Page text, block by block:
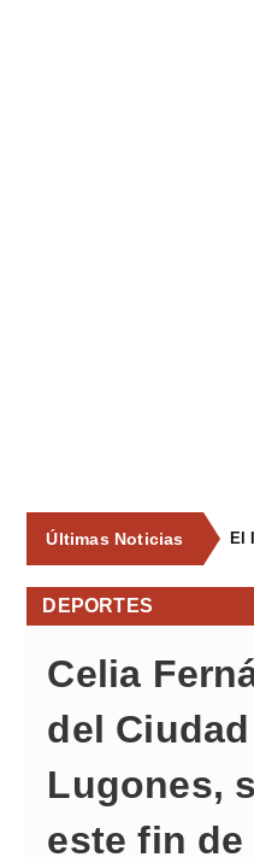
Últimas Noticias
DEPORTES
Celia
del
Lugones,
este fin de